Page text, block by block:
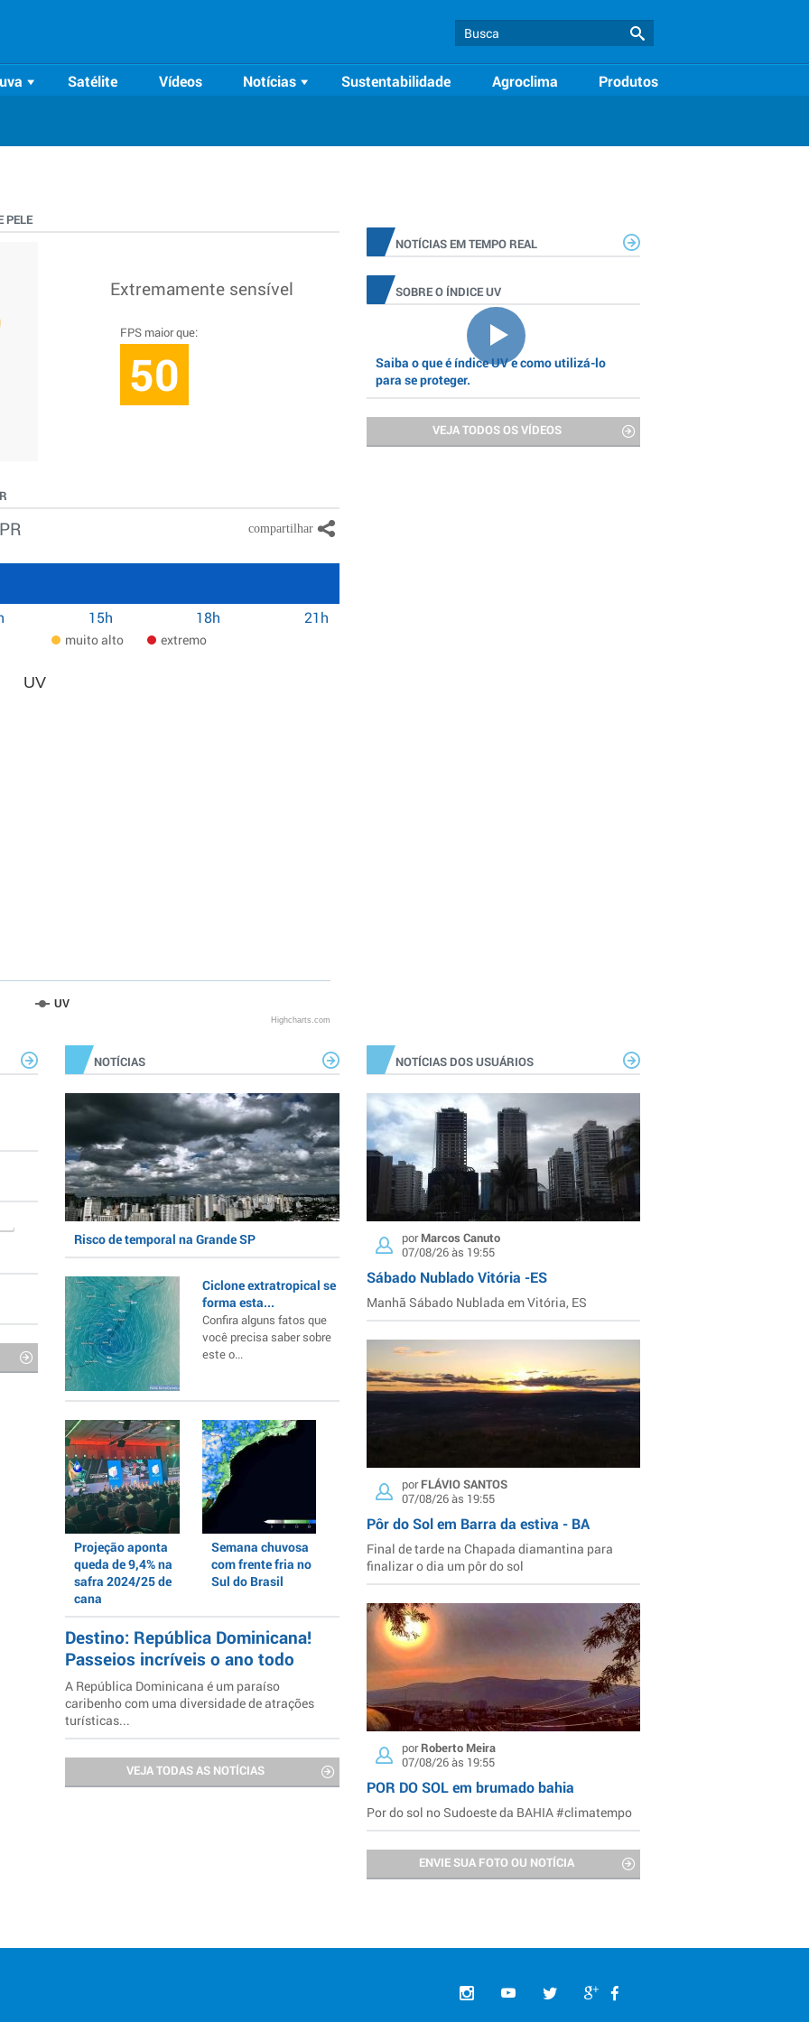
Satélite Vídeos Notícias Sustentabilidade Agroclima Produtos
PELE
Extremamente sensível
FPS maior que:
50
15h 18h 21h
muito alto extremo
UV
UV
Highcharts.com
NOTÍCIAS EM TEMPO REAL
SOBRE O ÍNDICE UV
Saiba o que é índice UV e como utilizá-lo
para se proteger.
VEJA TODOS OS VÍDEOS
NOTÍCIAS
Risco de temporal na Grande SP
Ciclone extratropical se
forma esta...
Confira alguns fatos que
você precisa saber sobre
este o...
Projeção aponta
queda de 9,4% na
safra 2024/25 de
cana
Semana chuvosa
com frente fria no
Sul do Brasil
Destino: República Dominicana!
Passeios incríveis o ano todo
A República Dominicana é um paraíso
caribenho com uma diversidade de atrações
turísticas...
VEJA TODAS AS NOTÍCIAS
NOTÍCIAS DOS USUÁRIOS
porMarcos Canuto
07/08/26 às 19:55
Sábado Nublado Vitória -ES
Manhã Sábado Nublada em Vitória, ES
porFLÁVIO SANTOS
07/08/26 às 19:55
Pôr do Sol em Barra da estiva - BA
Final de tarde na Chapada diamantina para
finalizar o dia um pôr do sol
porRoberto Meira
07/08/26 às 19:55
POR DO SOL em brumado bahia
Por do sol no Sudoeste da BAHIA #climatempo
ENVIE SUA FOTO OU NOTÍCIA